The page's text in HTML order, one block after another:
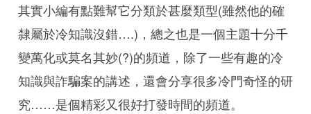
其實小編有點難幫它分類於甚麼類型(雖然他的確
隸屬於冷知識沒錯….)，總之也是一個主題十分千
變萬化或莫名其妙(?)的頻道，除了一些有趣的冷
知識與詐騙案的講述，還會分享很多冷門奇怪的研
究……是個精彩又很好打發時間的頻道。